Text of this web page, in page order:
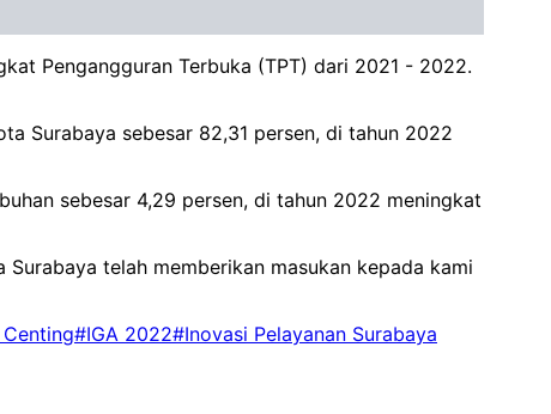
Pengangguran Terbuka (TPT) dari 2021 - 2022.
Surabaya sebesar 82,31 persen, di tahun 2022
sebesar 4,29 persen, di tahun 2022 meningkat
telah memberikan masukan kepada kami
#IGA 2022#Inovasi Pelayanan Surabaya